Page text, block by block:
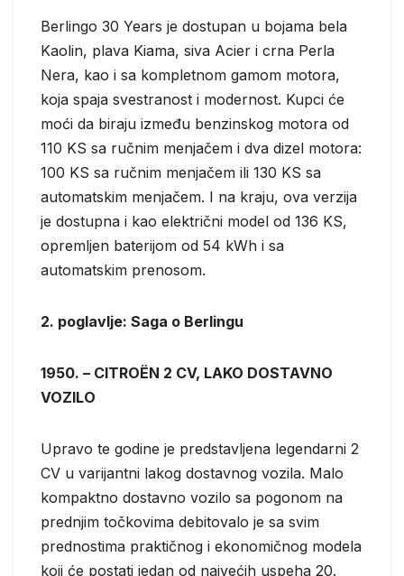
Berlingo 30 Years je dostupan u bojama bela
Kaolin, plava Kiama, siva Acier i crna Perla
Nera, kao i sa kompletnom gamom motora,
koja spaja svestranost i modernost. Kupci će
moći da biraju između benzinskog motora od
110 KS sa ručnim menjačem i dva dizel motora:
100 KS sa ručnim menjačem ili 130 KS sa
automatskim menjačem. I na kraju, ova verzija
je dostupna i kao električni model od 136 KS,
opremljen baterijom od 54 kWh i sa
automatskim prenosom.
2. poglavlje: Saga o Berlingu
1950. – CITROËN 2 CV, LAKO DOSTAVNO
VOZILO
Upravo te godine je predstavljena legendarni 2
CV u varijantni lakog dostavnog vozila. Malo
kompaktno dostavno vozilo sa pogonom na
prednjim točkovima debitovalo je sa svim
prednostima praktičnog i ekonomičnog modela
koji će postati jedan od najvećih uspeha 20.